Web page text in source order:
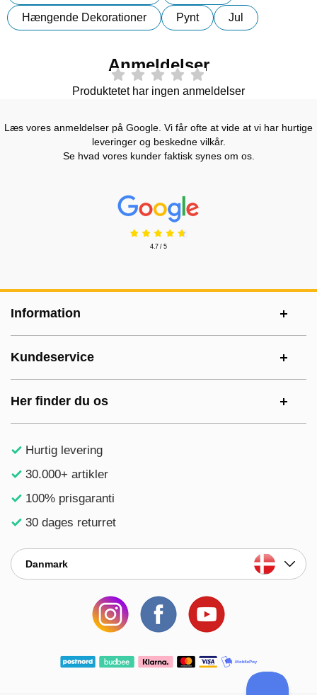
Hængende Dekorationer Pynt Jul
Anmeldelser
Produktetet har ingen anmeldelser
Læs vores anmeldelser på Google. Vi får ofte at vide at vi har hurtige
leveringer og beskedne vilkår.
Se hvad vores kunder faktisk synes om os.
Prisjakt Anmeldelser: 4.7 Stjerne
4.7 / 5
Information
Kundeservice
Her finder du os
Hurtig levering
30.000+ artikler
100% prisgaranti
30 dages returret
Danmark